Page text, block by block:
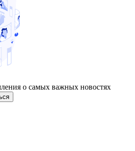
о самых важных новостях